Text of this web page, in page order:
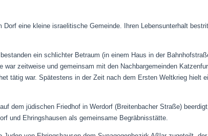
Dorf eine kleine israelitische Gemeinde. Ihren Lebensunterhalt
bestanden ein schlichter Betraum (in einem Haus in der
war zeitweise und gemeinsam mit den Nachbargemeinden
tätig war. Spätestens in der Zeit nach dem Ersten Weltkrieg hielt
dem jüdischen Friedhof in Werdorf (Breitenbacher Straße)
und Ehringshausen als gemeinsame Begräbnisstätte.